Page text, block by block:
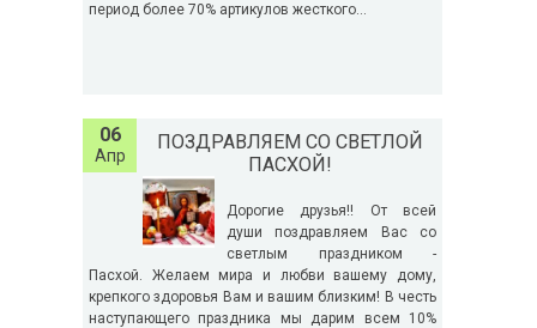
период более 70% артикулов жесткого...
06
Апр
ПОЗДРАВЛЯЕМ СО СВЕТЛОЙ
ПАСХОЙ!
Дорогие друзья!! От всей
души поздравляем Вас со
светлым праздником -
Пасхой. Желаем мира и любви вашему дому,
крепкого здоровья Вам и вашим близким! В честь
наступающего праздника мы дарим всем 10%